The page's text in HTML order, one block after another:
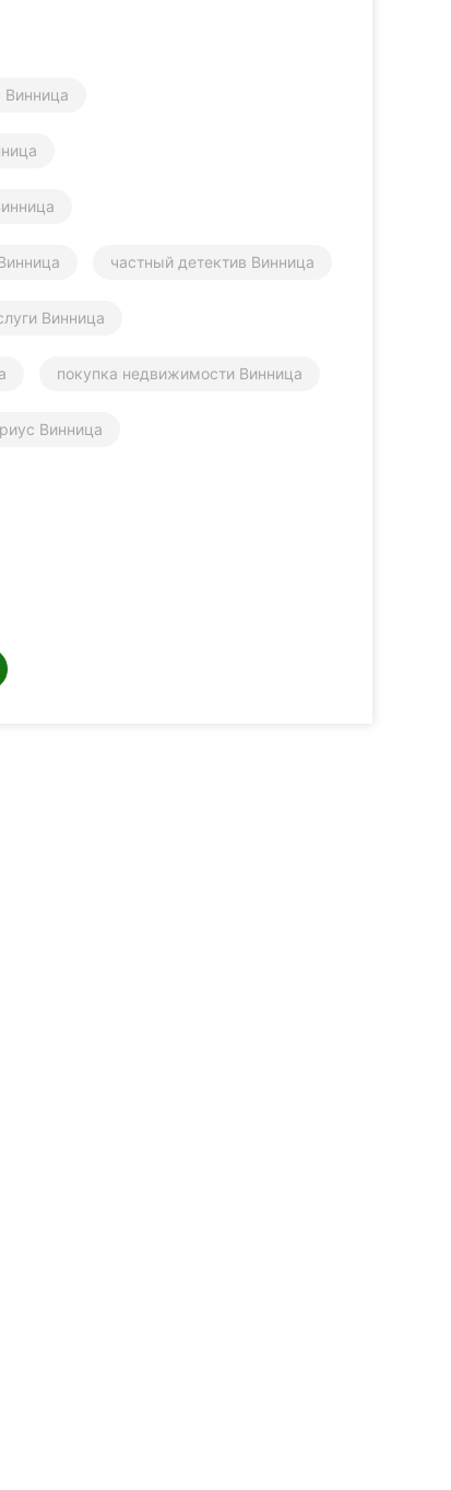
частный детектив Винница
Винница
покупка недвижимости Винница
Винница